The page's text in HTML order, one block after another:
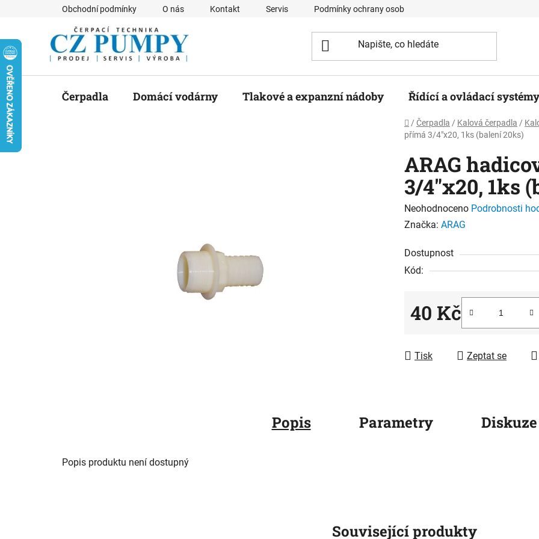
Obchodní podmínky O nás Kontakt Servis Podmínky ochrany osobních údajů
Čerpadla Domácí vodárny Tlakové a expanzní nádoby Řídící a ovládací systémy
Domů
/ Čerpadla / Kalová čerpadla /
přímá 3/4"x20, 1ks (balení 20ks)
ARAG
3/4"x20, 1ks
Průměrné
hodnocení
je
0,0
hvězdiček.
Neohodnoceno Podrobnosti
Značka: ARAG
Dostupnost
Kód:
40 Kč
Měrná cena:
Tisk Zeptat se
Popis Parametry Diskuze
Popis produktu není dostupný
Související produkty